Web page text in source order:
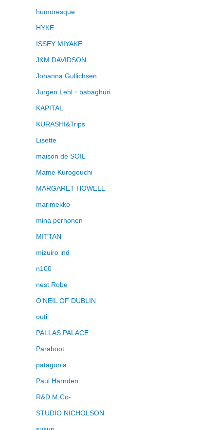
humoresque
HYKE
ISSEY MIYAKE
J&M DAVIDSON
Johanna Gullichsen
Jurgen Lehl・babaghuri
KAPITAL
KURASHI&Trips
Lisette
maison de SOIL
Mame Kurogouchi
MARGARET HOWELL
marimekko
mina perhonen
MITTAN
mizuiro ind
n100
nest Robe
O’NEIL OF DUBLIN
outil
PALLAS PALACE
Paraboot
patagonia
Paul Harnden
R&D.M.Co-
STUDIO NICHOLSON